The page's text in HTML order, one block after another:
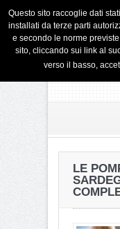
LE
Questo sito raccoglie dati
installati da terze parti
e secondo le norme
sito, cliccando sui link al
verso il basso,